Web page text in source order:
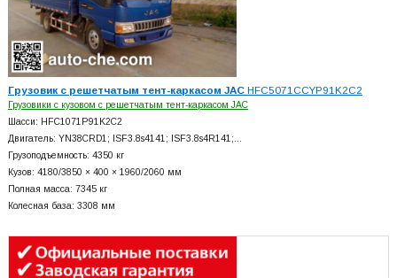
Грузовик с решетчатым тент-каркасом JACHFC5071CCYP91K2C2
Грузовики с кузовом с решетчатым тент-каркасом JAC
Шасси: HFC1071P91K2C2
Двигатель: YN38CRD1; ISF3.8s4141; ISF3.8s4R141;…
Грузоподъемность: 4350 кг
Кузов: 4180/3850 × 400 × 1960/2060 мм
Полная масса: 7345 кг
Колесная база: 3308 мм